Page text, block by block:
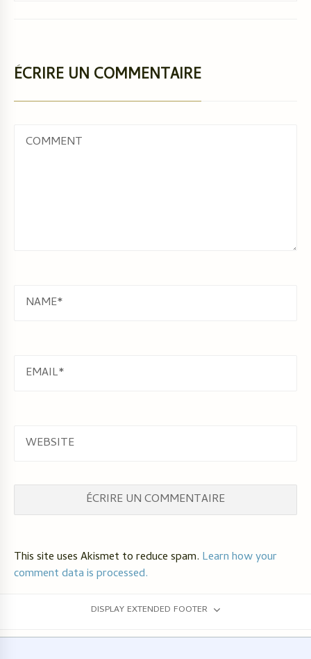
ÉCRIRE UN COMMENTAIRE
COMMENT
NAME
EMAIL
WEBSITE
This site uses Akismet to reduce spam. Learn how your
comment data is processed.
DISPLAY EXTENDED FOOTER